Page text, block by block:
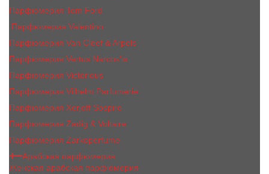
Парфюмерия Tom Ford
Парфюмерия Valentino
Парфюмерия Van Cleef & Arpels
Парфюмерия Vertus Narcos'is
Парфюмерия Victorious
Парфюмерия Vilhelm Parfumerie
Парфюмерия Xerjoff Sospiro
Парфюмерия Zadig & Voltaire
Парфюмерия Zarkoperfume
Арабская парфюмерия
Женская арабская парфюмерия